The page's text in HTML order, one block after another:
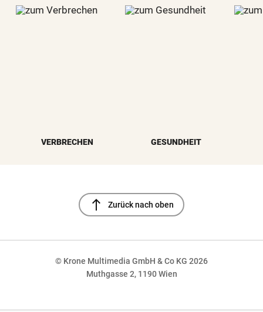
VERBRECHEN GESUNDHEIT
north Zurück nach oben
© Krone Multimedia GmbH & Co KG 2026
Muthgasse 2, 1190 Wien